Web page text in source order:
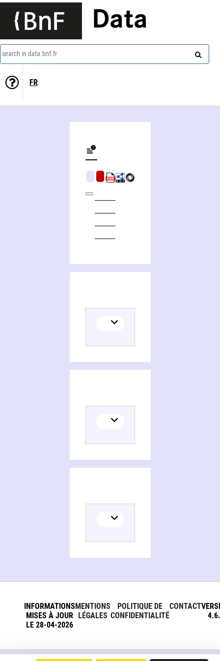
Data
search in data.bnf.fr
FR
INFORMATIONS
MISES À JOUR
LE 28-04-2026
MENTIONS
LÉGALES
POLITIQUE DE
CONFIDENTIALITÉ
CONTACT